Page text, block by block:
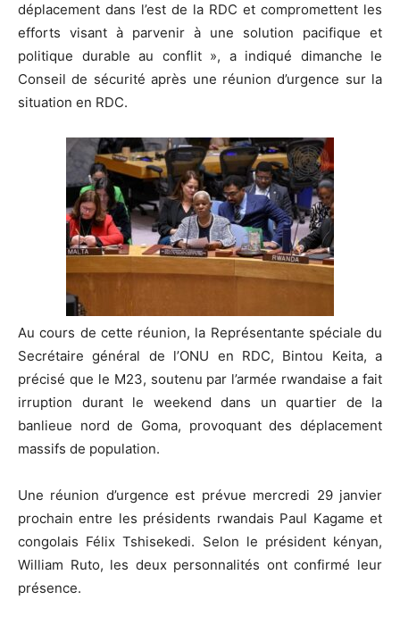
déplacement dans l’est de la RDC et compromettent les
efforts visant à parvenir à une solution pacifique et
politique durable au conflit », a indiqué dimanche le
Conseil de sécurité après une réunion d’urgence sur la
situation en RDC.
Au cours de cette réunion, la Représentante spéciale du
Secrétaire général de l’ONU en RDC, Bintou Keita, a
précisé que le M23, soutenu par l’armée rwandaise a fait
irruption durant le weekend dans un quartier de la
banlieue nord de Goma, provoquant des déplacement
massifs de population.
Une réunion d’urgence est prévue mercredi 29 janvier
prochain entre les présidents rwandais Paul Kagame et
congolais Félix Tshisekedi. Selon le président kényan,
William Ruto, les deux personnalités ont confirmé leur
présence.